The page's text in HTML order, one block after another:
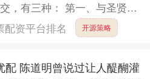
，有三种： 第一、与圣贤神
与本心神交 第一，与圣贤神
配资平台排名 开源策略
配 陈道明曾说过让人醍醐灌